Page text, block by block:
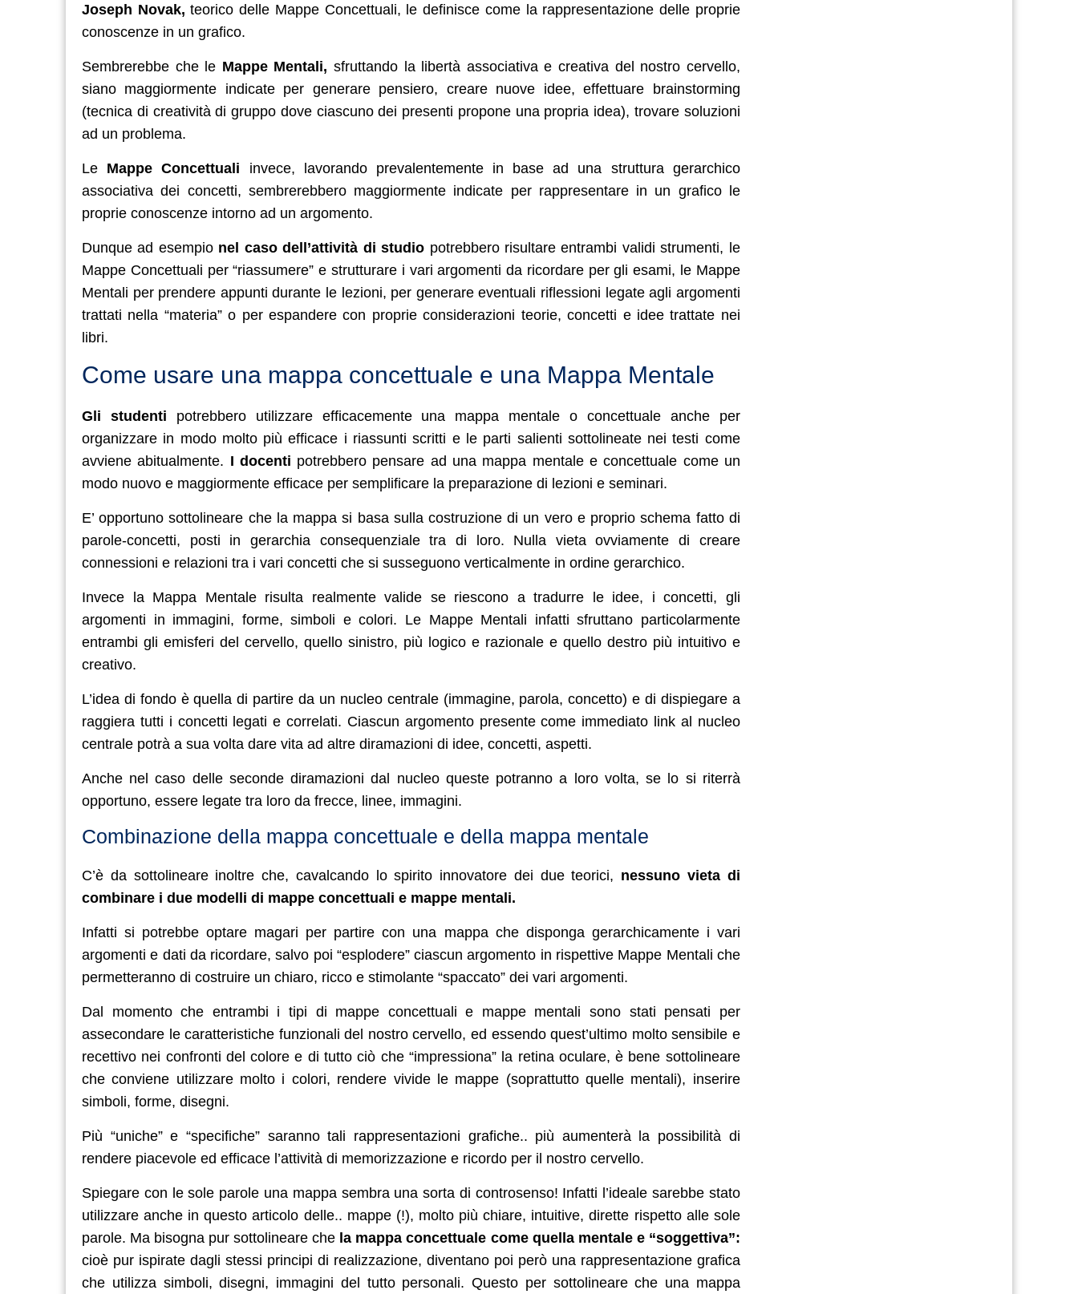
Joseph Novak, teorico delle Mappe Concettuali, le definisce come la rappresentazione delle proprie
conoscenze in un grafico.
Sembrerebbe che le Mappe Mentali, sfruttando la libertà associativa e creativa del nostro cervello,
siano maggiormente indicate per generare pensiero, creare nuove idee, effettuare brainstorming
(tecnica di creatività di gruppo dove ciascuno dei presenti propone una propria idea), trovare soluzioni
ad un problema.
Le Mappe Concettuali invece, lavorando prevalentemente in base ad una struttura gerarchico
associativa dei concetti, sembrerebbero maggiormente indicate per rappresentare in un grafico le
proprie conoscenze intorno ad un argomento.
Dunque ad esempio nel caso dell’attività di studio potrebbero risultare entrambi validi strumenti, le
Mappe Concettuali per “riassumere” e strutturare i vari argomenti da ricordare per gli esami, le Mappe
Mentali per prendere appunti durante le lezioni, per generare eventuali riflessioni legate agli argomenti
trattati nella “materia” o per espandere con proprie considerazioni teorie, concetti e idee trattate nei
libri.
Come usare una mappa concettuale e una Mappa Mentale
Gli studenti potrebbero utilizzare efficacemente una mappa mentale o concettuale anche per
organizzare in modo molto più efficace i riassunti scritti e le parti salienti sottolineate nei testi come
avviene abitualmente. I docenti potrebbero pensare ad una mappa mentale e concettuale come un
modo nuovo e maggiormente efficace per semplificare la preparazione di lezioni e seminari.
E’ opportuno sottolineare che la mappa si basa sulla costruzione di un vero e proprio schema fatto di
parole-concetti, posti in gerarchia consequenziale tra di loro. Nulla vieta ovviamente di creare
connessioni e relazioni tra i vari concetti che si susseguono verticalmente in ordine gerarchico.
Invece la Mappa Mentale risulta realmente valide se riescono a tradurre le idee, i concetti, gli
argomenti in immagini, forme, simboli e colori. Le Mappe Mentali infatti sfruttano particolarmente
entrambi gli emisferi del cervello, quello sinistro, più logico e razionale e quello destro più intuitivo e
creativo.
L’idea di fondo è quella di partire da un nucleo centrale (immagine, parola, concetto) e di dispiegare a
raggiera tutti i concetti legati e correlati. Ciascun argomento presente come immediato link al nucleo
centrale potrà a sua volta dare vita ad altre diramazioni di idee, concetti, aspetti.
Anche nel caso delle seconde diramazioni dal nucleo queste potranno a loro volta, se lo si riterrà
opportuno, essere legate tra loro da frecce, linee, immagini.
Combinazione della mappa concettuale e della mappa mentale
C’è da sottolineare inoltre che, cavalcando lo spirito innovatore dei due teorici, nessuno vieta di
combinare i due modelli di mappe concettuali e mappe mentali.
Infatti si potrebbe optare magari per partire con una mappa che disponga gerarchicamente i vari
argomenti e dati da ricordare, salvo poi “esplodere” ciascun argomento in rispettive Mappe Mentali che
permetteranno di costruire un chiaro, ricco e stimolante “spaccato” dei vari argomenti.
Dal momento che entrambi i tipi di mappe concettuali e mappe mentali sono stati pensati per
assecondare le caratteristiche funzionali del nostro cervello, ed essendo quest’ultimo molto sensibile e
recettivo nei confronti del colore e di tutto ciò che “impressiona” la retina oculare, è bene sottolineare
che conviene utilizzare molto i colori, rendere vivide le mappe (soprattutto quelle mentali), inserire
simboli, forme, disegni.
Più “uniche” e “specifiche” saranno tali rappresentazioni grafiche.. più aumenterà la possibilità di
rendere piacevole ed efficace l’attività di memorizzazione e ricordo per il nostro cervello.
Spiegare con le sole parole una mappa sembra una sorta di controsenso! Infatti l’ideale sarebbe stato
utilizzare anche in questo articolo delle.. mappe (!), molto più chiare, intuitive, dirette rispetto alle sole
parole. Ma bisogna pur sottolineare che la mappa concettuale come quella mentale e “soggettiva”:
cioè pur ispirate dagli stessi principi di realizzazione, diventano poi però una rappresentazione grafica
che utilizza simboli, disegni, immagini del tutto personali. Questo per sottolineare che una mappa